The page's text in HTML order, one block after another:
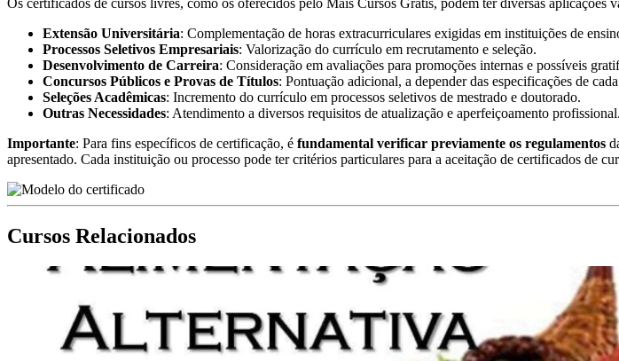
Os certificados de cursos livres, como os oferecidos pelo Mais Cursos Grátis, podem ter diversas aplicações
Extensão Universitária: Complementação de horas extracurriculares exigidas em instituições de
Processos Seletivos Empresariais: Valorização do currículo em recrutamento e seleção.
Desenvolvimento de Carreira: Consideração em avaliações para promoções internas e possíveis
Concursos Públicos e Provas de Títulos: Pontuação adicional, a depender das especificações de
Seleções Acadêmicas: Incremento do currículo em processos seletivos de mestrado e doutorado.
Outras Necessidades: Atendimento a diversos requisitos de atualização e aperfeiçoamento profissional.
Importante: Para fins específicos de certificação, é fundamental verificar previamente os regulamentos
apresentado. Cada instituição ou processo pode ter critérios particulares para a aceitação de certificados de
Cursos Relacionados